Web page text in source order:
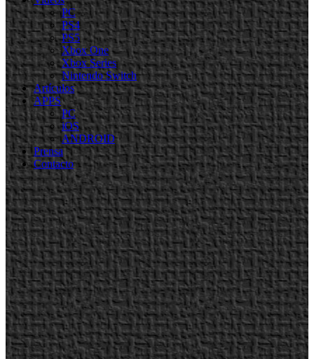
PC
PS4
PS5
Xbox One
Xbox Series
Nintendo Switch
Artículos
APPS
PC
iOS
ANDROID
Prensa
Contacto